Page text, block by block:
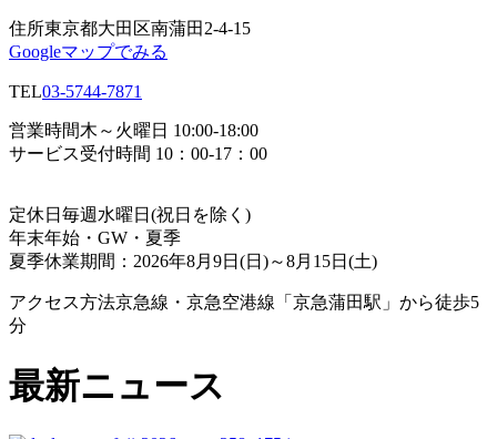
住所東京都大田区南蒲田2-4-15
Googleマップでみる
TEL03-5744-7871
営業時間木～火曜日 10:00-18:00
サービス受付時間 10：00-17：00
定休日 毎週水曜日(祝日を除く)
年末年始・GW・夏季
夏季休業期間：2026年8月9日(日)～8月15日(土)
アクセス方法京急線・京急空港線「京急蒲田駅」から徒歩5
分
最新ニュース